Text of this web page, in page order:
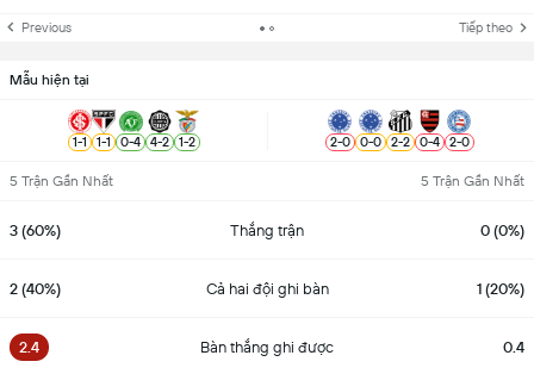
Previous Tiếp theo
Mẫu hiện tại
1-1 1-1 0-4 4-2 1-2 2-0 0-0 2-2 0-4 2-0
5 Trận Gần Nhất 5 Trận Gần Nhất
3 (60%) Thắng trận 0 (0%)
2 (40%) Cả hai đội ghi bàn 1 (20%)
2.4 Bàn thắng ghi được 0.4